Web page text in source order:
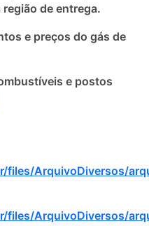
de entrega.
e preços do gás de
e postos
files/ArquivoDiversos/
files/ArquivoDiversos/